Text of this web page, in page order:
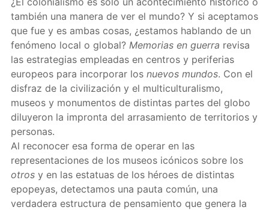
también una manera de ver el mundo? Y si aceptamos
que fue y es ambas cosas, ¿estamos hablando de un
fenómeno local o global? Memorias en guerra revisa
las estrategias empleadas en centros y periferias
europeos para incorporar los nuevos mundos. Con el
disfraz de la civilización y el multiculturalismo,
museos y monumentos de distintas partes del globo
diluyeron la impronta del arrasamiento de territorios y
personas.
Al reconocer esa forma de operar en las
representaciones de los museos icónicos sobre los
otrosy en las estatuas de los héroes de distintas
epopeyas, detectamos una pauta común, una
verdadera estructura de pensamiento que genera la